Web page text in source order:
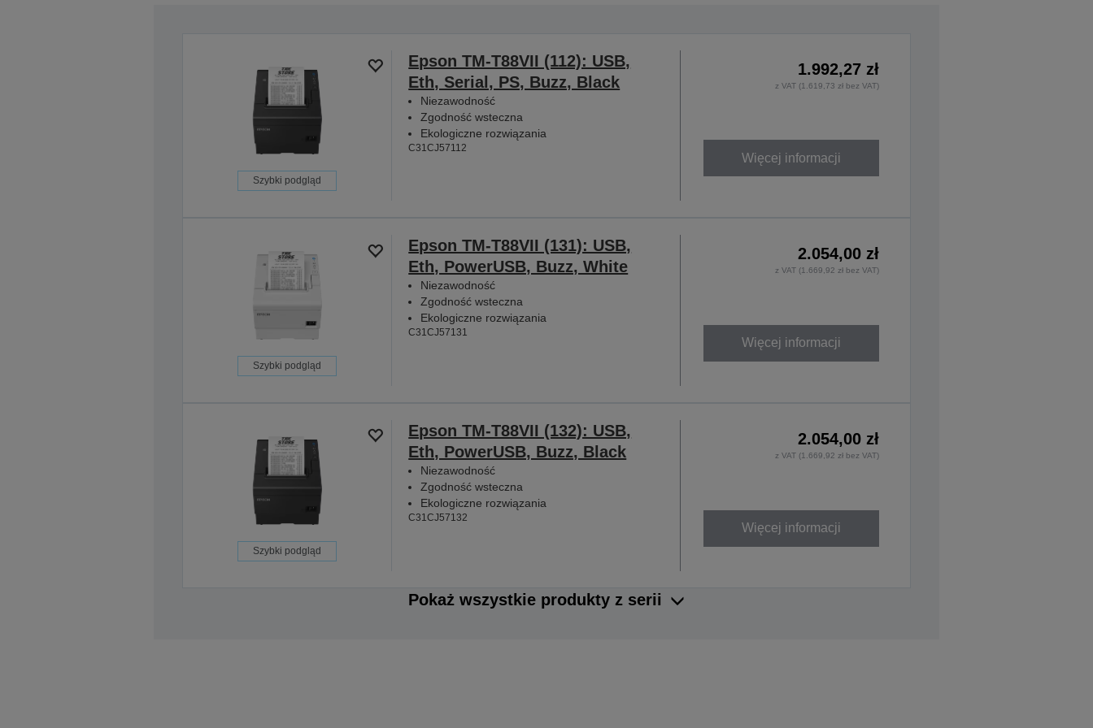
Szybki podgląd
Epson TM-T88VII (112): USB,
Eth, Serial, PS, Buzz, Black
Niezawodność
Zgodność wsteczna
Ekologiczne rozwiązania
C31CJ57112
1.992,27 zł
z VAT (1.619,73 zł bez VAT)
Więcej informacji
Szybki podgląd
Epson TM-T88VII (131): USB,
Eth, PowerUSB, Buzz, White
Niezawodność
Zgodność wsteczna
Ekologiczne rozwiązania
C31CJ57131
2.054,00 zł
z VAT (1.669,92 zł bez VAT)
Więcej informacji
Szybki podgląd
Epson TM-T88VII (132): USB,
Eth, PowerUSB, Buzz, Black
Niezawodność
Zgodność wsteczna
Ekologiczne rozwiązania
C31CJ57132
2.054,00 zł
z VAT (1.669,92 zł bez VAT)
Więcej informacji
Pokaż wszystkie produkty z serii